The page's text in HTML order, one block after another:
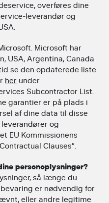
overføres dine
leverandør og
Microsoft har
USA, Argentina, Canada
se den opdaterede liste
her under
Subcontractor List.
garantier er på plads i
af dine data til disse
og
EU Kommissionens
Clauses”.
personoplysninger?
så længe du
er nødvendig for
eller andre legitime